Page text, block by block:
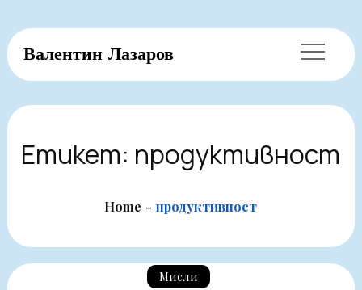
Skip
to
content
Валентин Лазаров
Етикет: продуктивност
Home продуктивност
Мисли